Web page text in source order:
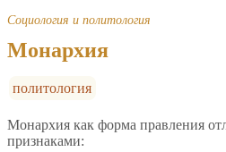
Социология и политология
Монархия
политология
Монархия как форма правления
признаками: